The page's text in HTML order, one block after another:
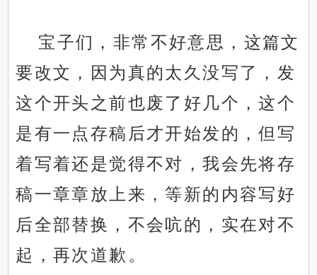
宝子们，非常不好意思，这篇文
要改文，因为真的太久没写了，发
这个开头之前也废了好几个，这个
是有一点存稿后才开始发的，但写
着写着还是觉得不对，我会先将存
稿一章章放上来，等新的内容写好
后全部替换，不会吭的，实在对不
起，再次道歉。